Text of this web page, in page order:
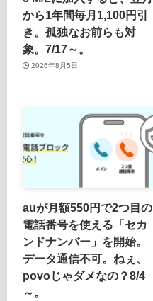
から1年間毎月1,100円引
き。孤独なお前らも対
象。7/17～。
2026年8月5日
auが月額550円で2つ目の
電話番号を使える「セカ
ンドナンバー」を開始。
データ通信不可。ねぇ、
povoじゃダメなの？8/4
～。